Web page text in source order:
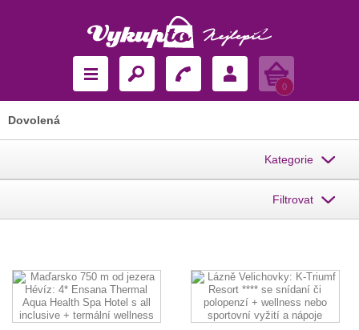
Košík
0
Dovolená
Kategorie
Filtrovat